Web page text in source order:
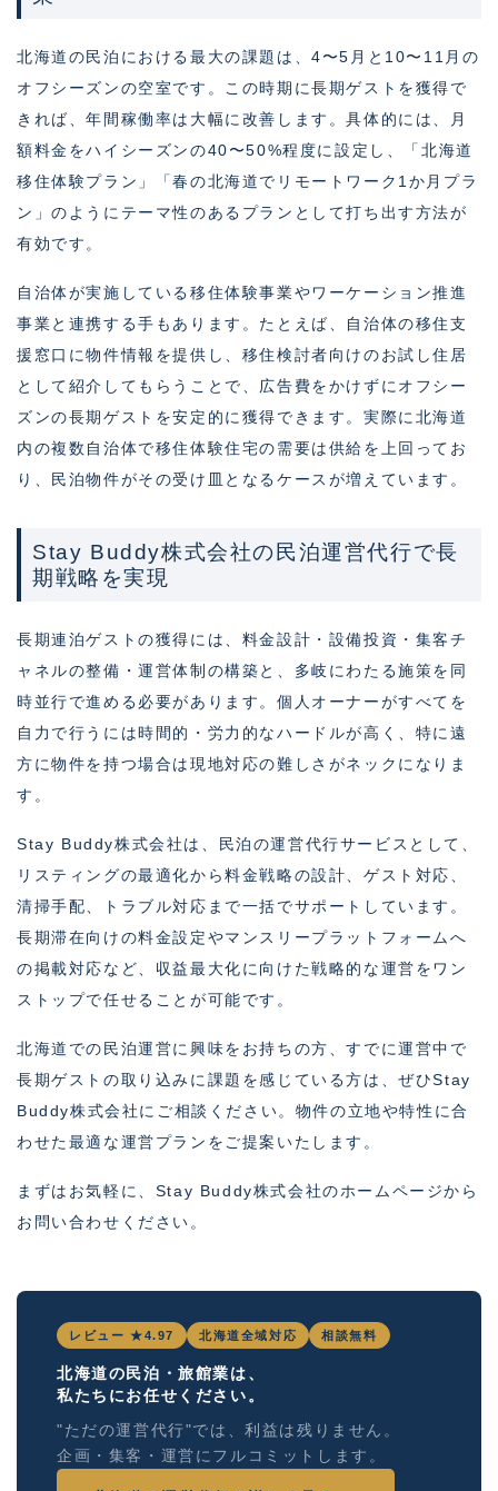
北海道の民泊における最大の課題は、4〜5月と10〜11月の
オフシーズンの空室です。この時期に長期ゲストを獲得で
きれば、年間稼働率は大幅に改善します。具体的には、月
額料金をハイシーズンの40〜50%程度に設定し、「北海道
移住体験プラン」「春の北海道でリモートワーク1か月プラ
ン」のようにテーマ性のあるプランとして打ち出す方法が
有効です。
自治体が実施している移住体験事業やワーケーション推進
事業と連携する手もあります。たとえば、自治体の移住支
援窓口に物件情報を提供し、移住検討者向けのお試し住居
として紹介してもらうことで、広告費をかけずにオフシー
ズンの長期ゲストを安定的に獲得できます。実際に北海道
内の複数自治体で移住体験住宅の需要は供給を上回ってお
り、民泊物件がその受け皿となるケースが増えています。
Stay Buddy株式会社の民泊運営代行で長
期戦略を実現
長期連泊ゲストの獲得には、料金設計・設備投資・集客チ
ャネルの整備・運営体制の構築と、多岐にわたる施策を同
時並行で進める必要があります。個人オーナーがすべてを
自力で行うには時間的・労力的なハードルが高く、特に遠
方に物件を持つ場合は現地対応の難しさがネックになりま
す。
Stay Buddy株式会社は、民泊の運営代行サービスとして、
リスティングの最適化から料金戦略の設計、ゲスト対応、
清掃手配、トラブル対応まで一括でサポートしています。
長期滞在向けの料金設定やマンスリープラットフォームへ
の掲載対応など、収益最大化に向けた戦略的な運営をワン
ストップで任せることが可能です。
北海道での民泊運営に興味をお持ちの方、すでに運営中で
長期ゲストの取り込みに課題を感じている方は、ぜひStay
Buddy株式会社にご相談ください。物件の立地や特性に合
わせた最適な運営プランをご提案いたします。
まずはお気軽に、Stay Buddy株式会社のホームページから
お問い合わせください。
レビュー ★4.97 北海道全域対応 相談無料
北海道の民泊・旅館業は、
私たちにお任せください。
"ただの運営代行"では、利益は残りません。
企画・集客・運営にフルコミットします。